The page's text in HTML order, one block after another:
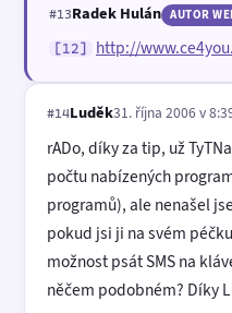
#13Radek Hulán AUTOR
[12] http://
#14Luděk31. října 2006 v
rADo, díky za tip, už
počtu nabízených
programů), ale nenašel
pokud jsi ji na svém
možnost psát SMS na
něčem podobném? Díky